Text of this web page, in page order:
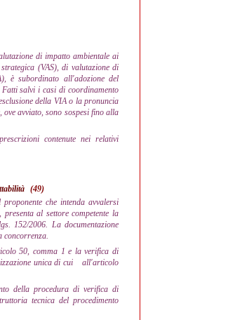
di impatto ambientale ai
(VAS), di valutazione di
è subordinato all'adozione del
salvi i casi di coordinamento
della VIA o la pronuncia
avviato, sono sospesi fino alla
contenute nei relativi
(49)
che intenda avvalersi
al settore competente la
152/2006. La documentazione
concorrenza.
50, comma 1 e la verifica di
unica di cui
all'articolo
della procedura di verifica di
tecnica del procedimento